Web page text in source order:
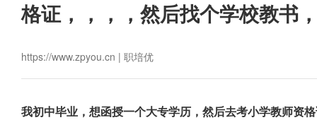
格证，，，，然后找个学校教书
https://www.zpyou.cn | 职培优
我初中毕业，想函授一个大专学历，然后去考小学教师资